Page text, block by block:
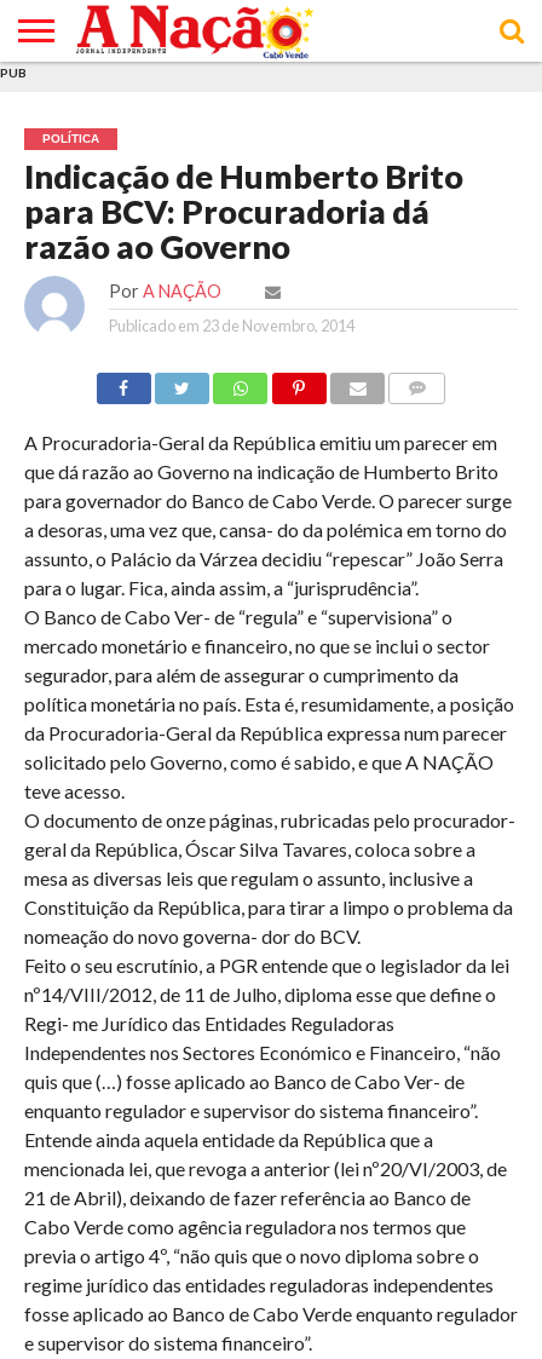
E DE
COOKIES
DE
UTILIZAÇÃO
PUB
POLÍTICA
Indicação de Humberto Brito
para BCV: Procuradoria dá
razão ao Governo
Por A NAÇÃO
Publicado em 23 de Novembro, 2014
A Procuradoria-Geral da República emitiu um parecer em
que dá razão ao Governo na indicação de Humberto Brito
para governador do Banco de Cabo Verde. O parecer surge
a desoras, uma vez que, cansa- do da polémica em torno do
assunto, o Palácio da Várzea decidiu “repescar” João Serra
para o lugar. Fica, ainda assim, a “jurisprudência”.
O Banco de Cabo Ver- de “regula” e “supervisiona” o
mercado monetário e financeiro, no que se inclui o sector
segurador, para além de assegurar o cumprimento da
política monetária no país. Esta é, resumidamente, a posição
da Procuradoria-Geral da República expressa num parecer
solicitado pelo Governo, como é sabido, e que A NAÇÃO
teve acesso.
O documento de onze páginas, rubricadas pelo procurador-
geral da República, Óscar Silva Tavares, coloca sobre a
mesa as diversas leis que regulam o assunto, inclusive a
Constituição da República, para tirar a limpo o problema da
nomeação do novo governa- dor do BCV.
Feito o seu escrutínio, a PGR entende que o legislador da lei
nº14/VIII/2012, de 11 de Julho, diploma esse que define o
Regi- me Jurídico das Entidades Reguladoras
Independentes nos Sectores Económico e Financeiro, “não
quis que (…) fosse aplicado ao Banco de Cabo Ver- de
enquanto regulador e supervisor do sistema financeiro”.
Entende ainda aquela entidade da República que a
mencionada lei, que revoga a anterior (lei nº20/VI/2003, de
21 de Abril), deixando de fazer referência ao Banco de
Cabo Verde como agência reguladora nos termos que
previa o artigo 4º, “não quis que o novo diploma sobre o
regime jurídico das entidades reguladoras independentes
fosse aplicado ao Banco de Cabo Verde enquanto regulador
e supervisor do sistema financeiro”.